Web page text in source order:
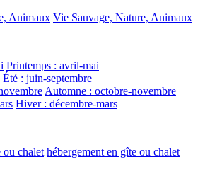
Animaux Vie Sauvage, Nature, Animaux
Printemps : avril-mai
Été : juin-septembre
Automne : octobre-novembre
Hiver : décembre-mars
ou chalet hébergement en gîte ou chalet